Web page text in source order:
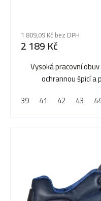
1 809,09 Kč bez DPH
2 189 Kč
Vysoká pracovní
ochrannou špicí
39
41 42 43